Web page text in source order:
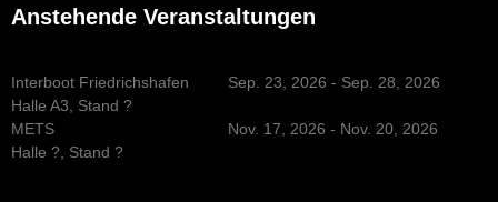
Anstehende Veranstaltungen
Interboot Friedrichshafen
Halle A3, Stand ?
Sep. 23, 2026 - Sep. 28, 2026
METS
Halle ?, Stand ?
Nov. 17, 2026 - Nov. 20, 2026